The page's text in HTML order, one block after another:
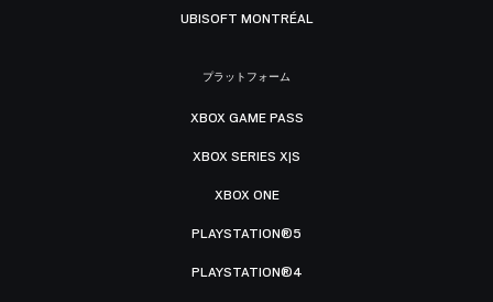
UBISOFT MONTRÉAL
プラットフォーム
XBOX GAME PASS
XBOX SERIES X|S
XBOX ONE
PLAYSTATION®5
PLAYSTATION®4